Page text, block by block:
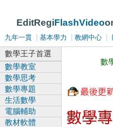
EditRegiFlashVideo
九年一貫 基本學力 教網中心
數
數學王子首選
數學教室
數學思考
數學專題
生活數學
電腦輔助
教材軟體